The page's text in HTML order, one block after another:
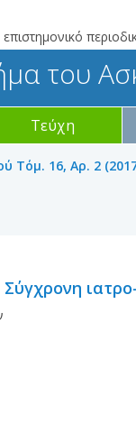
επιστημονικό
του
Τεύχη
Τόμ. 16, Αρ. 2